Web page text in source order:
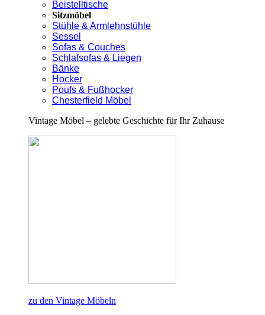
Beistelltische
Sitzmöbel
Stühle & Armlehnstühle
Sessel
Sofas & Couches
Schlafsofas & Liegen
Bänke
Hocker
Poufs & Fußhocker
Chesterfield Möbel
Vintage Möbel – gelebte Geschichte für Ihr Zuhause
zu den Vintage Möbeln